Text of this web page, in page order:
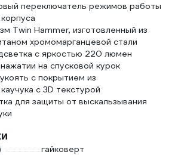
переключатель режимов работы
Twin Hammer, изготовленный из
хромомарганцевой стали
с яркостью 220 люмен
на спусковой курок
с покрытием из
с 3D текстурой
для защиты от выскальзывания
гайковерт